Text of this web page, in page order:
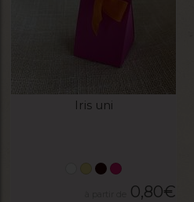
Iris uni
0,80€